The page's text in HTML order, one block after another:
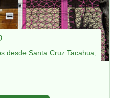
desde Santa Cruz Tacahua,